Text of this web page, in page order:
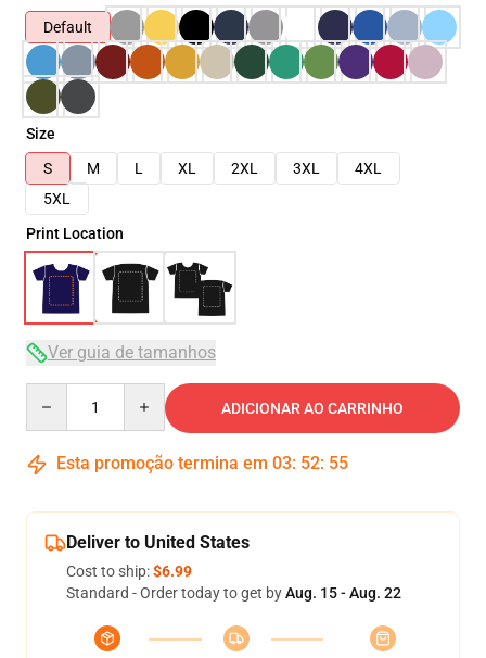
Default
Size
S
M L XL 2XL 3XL
4XL
5XL
Print Location
Ver guia de tamanhos
ADICIONAR AO CARRINHO
Esta promoção termina em 03: 52: 54
Deliver to United States
Cost to ship:$6.99
Standard - Order today to get byAug. 15 - Aug. 22